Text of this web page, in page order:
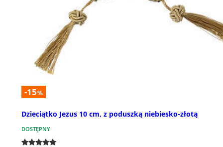
-15%
Dzieciątko Jezus 10 cm, z poduszką niebiesko-złotą
DOSTĘPNY